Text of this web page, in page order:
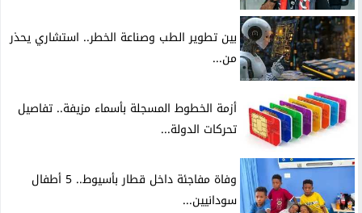
بين تطوير الطب وصناعة الخطر.. استشاري يحذر
من...
أزمة الخطوط المسجلة بأسماء مزيفة.. تفاصيل
تحركات الدولة...
وفاة مفاجئة داخل قطار بأسيوط.. 5 أطفال
سودانيين...